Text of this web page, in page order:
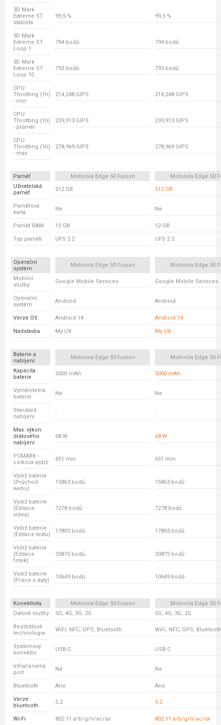
3D Mark
Extreme ST
stabilita
99,5 % 99,5 %
3D Mark
Extreme ST
Loop 1
794 bodů 794 bodů
3D Mark
Extreme ST
Loop 10
793 bodů 793 bodů
CPU
Throttling (1h)
- min
214,248 GIPS 214,248 GIPS
CPU
Throttling (1h)
- průměr
239,913 GIPS 239,913 GIPS
CPU
Throttling (1h)
- max
278,969 GIPS 278,969 GIPS
Paměť Motorola Edge 50 Fusion
Motorola Edge 50
Uživatelská
paměť
512 GB 512 GB
Paměťová
karta
Ne Ne
Paměť RAM 12 GB 12 GB
Typ paměti UFS 2.2 UFS 2.2
Operační
systém
Motorola Edge 50 Fusion Motorola Edge 50
Mobilní
služby
Google Mobile Services Google Mobile Services
Operační
systém
Android Android
Verze OS Android 14 Android 14
Nadstavba My UX My UX
Baterie a
nabíjení
Motorola Edge 50 Fusion Motorola Edge 50
Kapacita
baterie
5000 mAh 5000 mAh
Vyměnitelná
baterie
Ne Ne
Standard
nabíjení
- -
Max. výkon
drátového
nabíjení
68 W 68 W
PCMARK -
celková výdrž
651 min 651 min
Výdrž baterie
(Průchod
webu)
15863 bodů 15863 bodů
Výdrž baterie
(Editace
videa)
7278 bodů 7278 bodů
Výdrž baterie
(Editace textu)
17803 bodů 17803 bodů
Výdrž baterie
(Editace
fotek)
33875 bodů 33875 bodů
Výdrž baterie
(Práce s daty)
10649 bodů 10649 bodů
Konektivita Motorola Edge 50 Fusion
Motorola Edge 50
Datové služby
5G, 4G, 3G, 2G 5G, 4G, 3G, 2G
Bezdrátové
technologie
WiFi, NFC, GPS, Bluetooth WiFi, NFC, GPS, Bluetooth
Systémový
konektor
USB-C USB-C
Infračervený
port
Ne Ne
Bluetooth Ano Ano
Verze
bluetooth
5.2 5.2
Wi-Fi 802.11 a/b/g/n/ac/ax 802.11 a/b/g/n/ac/ax